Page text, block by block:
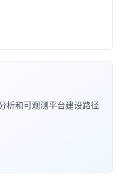
析和可观测平台建设路径